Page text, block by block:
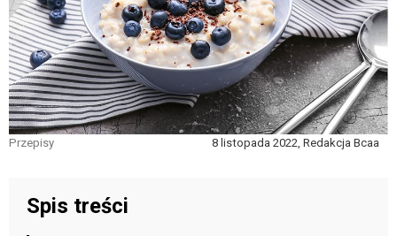
Przepisy 8 listopada 2022, Redakcja Bcaa
Spis treści